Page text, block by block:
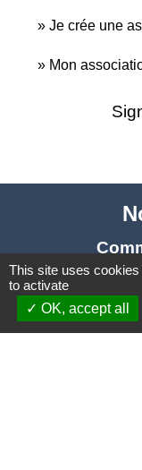
Je crée une
Mon
81700
This site uses
to activate
OK, accept all